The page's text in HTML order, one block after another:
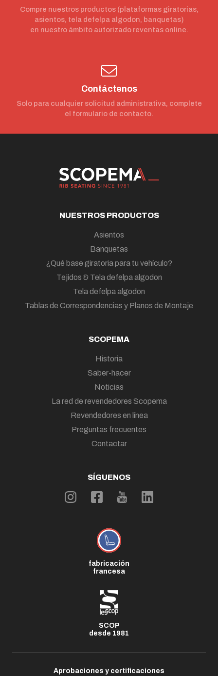
Compre nuestros productos (plataformas giratorias,
asientos, tela defelpa algodon, banquetas)
en nuestro ámbito autorizado reventas online.
Contáctenos
Solo para cualquier solicitud administrativa, complete
el formulario de contacto.
NUESTROS PRODUCTOS
Asientos
Banquetas
¿Qué base giratoria para tu vehículo?
Tejidos & Tela defelpa algodon
Tela defelpa algodon
Tablas de Correspondencias y Planos de Montaje
SCOPEMA
Historia
Saber-hacer
Noticias
La red de revendedores Scopema
Revendedores en línea
Preguntas frecuentes
Contactar
SÍGUENOS
fabricación
francesa
SCOP
desde 1981
Aprobaciones y certificaciones